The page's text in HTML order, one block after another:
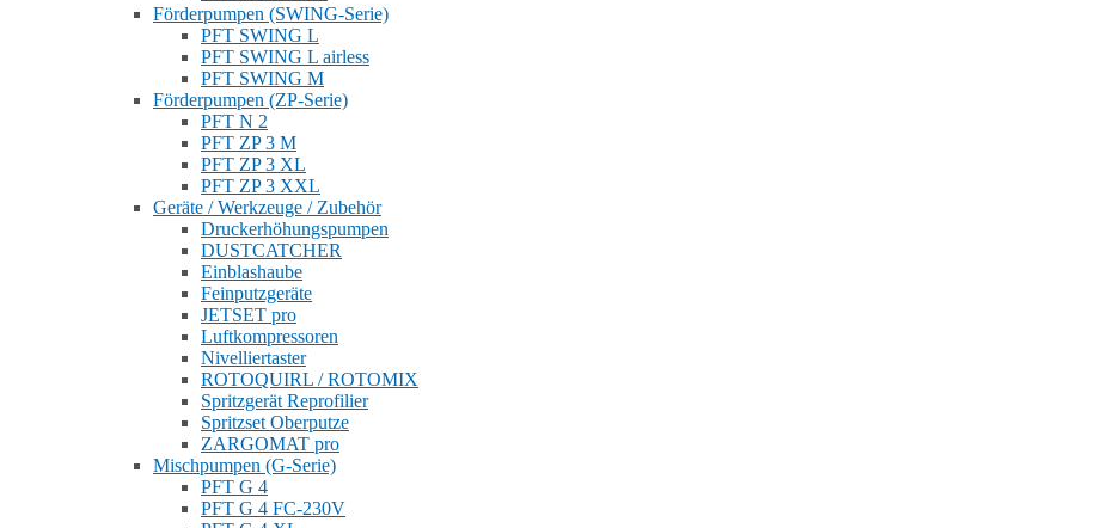
Förderpumpen (SWING-Serie)
PFT SWING L
PFT SWING L airless
PFT SWING M
Förderpumpen (ZP-Serie)
PFT N 2
PFT ZP 3 M
PFT ZP 3 XL
PFT ZP 3 XXL
Geräte / Werkzeuge / Zubehör
Druckerhöhungspumpen
DUSTCATCHER
Einblashaube
Feinputzgeräte
JETSET pro
Luftkompressoren
Nivelliertaster
ROTOQUIRL / ROTOMIX
Spritzgerät Reprofilier
Spritzset Oberputze
ZARGOMAT pro
Mischpumpen (G-Serie)
PFT G 4
PFT G 4 FC-230V